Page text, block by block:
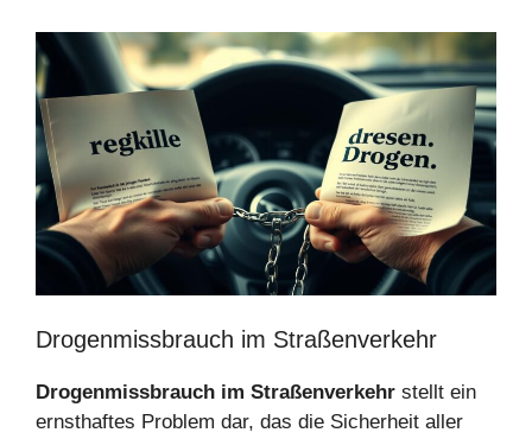
Drogenmissbrauch im Straßenverkehr
Drogenmissbrauch im Straßenverkehr stellt ein
ernsthaftes Problem dar, das die Sicherheit aller